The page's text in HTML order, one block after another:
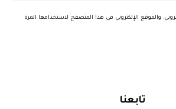
والموقع الإلكتروني في هذا المتصفح لاستخدامها المرة
تابعنا